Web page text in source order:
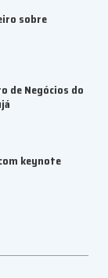
sobre
de Negócios do
keynote